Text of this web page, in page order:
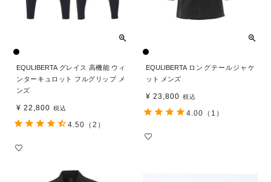
EQULIBERTA グレイス 高機能 ウィ
ンターキュロット フルグリップ メ
ンズ
¥ 22,800 税込
4.50 （2）
EQULIBERTA ロングテールジャケ
ット メンズ
¥ 23,800 税込
4.00 （1）